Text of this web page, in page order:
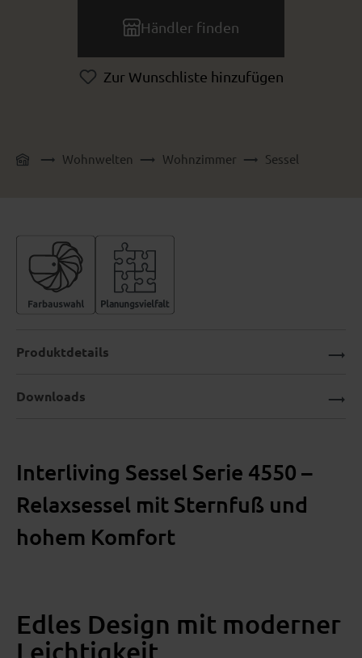
Händler finden
Zur Wunschliste hinzufügen
Wohnwelten Wohnzimmer Sessel
Interliving Sessel Serie 4550 –
Relaxsessel mit Sternfuß und
hohem Komfort
Edles Design mit moderner
Leichtigkeit
Produktdetails
Downloads